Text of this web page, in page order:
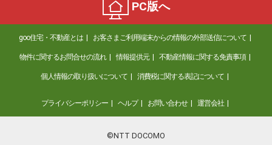
PC版へ
goo住宅・不動産とは お客さまご利用端末からの情報の外部送信について
物件に関するお問合せの流れ 情報提供元 不動産情報に関する免責事項
個人情報の取り扱いについて 消費税に関する表記について
プライバシーポリシー ヘルプ お問い合わせ 運営会社
©NTT DOCOMO